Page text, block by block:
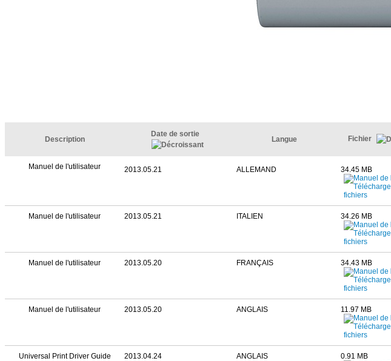
Description
Date de sortie
Langue Fichier
Manuel de l'utilisateur 2013.05.21 ALLEMAND 34.45 MB
Manuel de l'utilisateur 2013.05.21 ITALIEN 34.26 MB
Manuel de l'utilisateur 2013.05.20 FRANÇAIS 34.43 MB
Manuel de l'utilisateur 2013.05.20 ANGLAIS 11.97 MB
Universal Print Driver Guide 2013.04.24 ANGLAIS 0.91 MB